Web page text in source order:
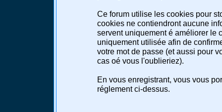
Ce forum utilise les cookies pour
cookies ne contiendront aucune
servent uniquement é améliorer le
uniquement utilisée afin de
votre mot de passe (et aussi pour
cas oé vous l'oublieriez).
En vous enregistrant, vous vous
réglement ci-dessus.